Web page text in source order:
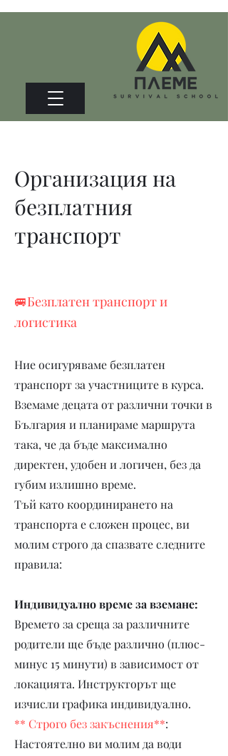
Организация на
безплатния
транспорт
🚐Безплатен транспорт и
логистика
Ние осигуряваме безплатен
транспорт за участниците в курса.
Вземаме децата от различни точки в
България и планираме маршрута
така, че да бъде максимално
директен, удобен и логичен, без да
губим излишно време.
Тъй като координирането на
транспорта е сложен процес, ви
молим строго да спазвате следните
правила:
Индивидуално време за вземане:
Времето за среща за различните
родители ще бъде различно (плюс-
минус 15 минути) в зависимост от
локацията. Инструкторът ще
изчисли графика индивидуално.
** Строго без закъснения**:
Настоятелно ви молим да води